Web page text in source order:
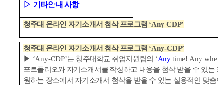
▷ 기타안내 사항
청주대 온라인 자기소개서 첨삭 프로그램 ‘Any CDP’
청주대 온라인 자기소개서 첨삭 프로그램 ‘Any-CDP’
▶ ‘Any-CDP’는 청주대학교 취업지원팀의 ‘Any time! Any
포트폴리오와 자기소개서를 작성하고 내용을 첨삭 받을 수 있는
원하는 장소에서 자기소개서 첨삭을 받을 수 있는 실용적인 맞